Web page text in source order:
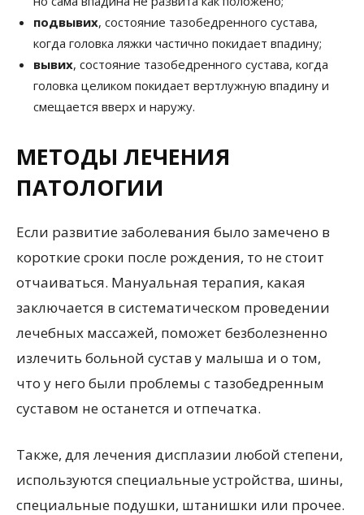
подвывих, состояние тазобедренного сустава,
когда головка ляжки частично покидает впадину;
вывих, состояние тазобедренного сустава, когда
головка целиком покидает вертлужную впадину и
смещается вверх и наружу.
МЕТОДЫ ЛЕЧЕНИЯ
ПАТОЛОГИИ
Если развитие заболевания было замечено в
короткие сроки после рождения, то не стоит
отчаиваться. Мануальная терапия, какая
заключается в систематическом проведении
лечебных массажей, поможет безболезненно
излечить больной сустав у малыша и о том,
что у него были проблемы с тазобедренным
суставом не останется и отпечатка.
Также, для лечения дисплазии любой степени,
используются специальные устройства, шины,
специальные подушки, штанишки или прочее.